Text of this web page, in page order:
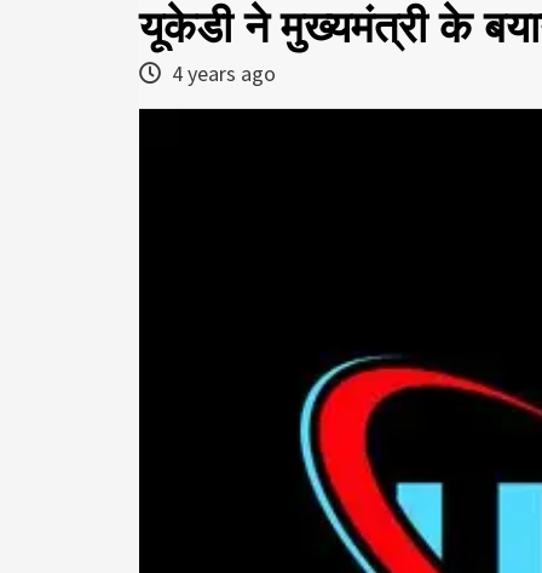
यूकेडी ने मुख्यमंत्री के
4 years ago